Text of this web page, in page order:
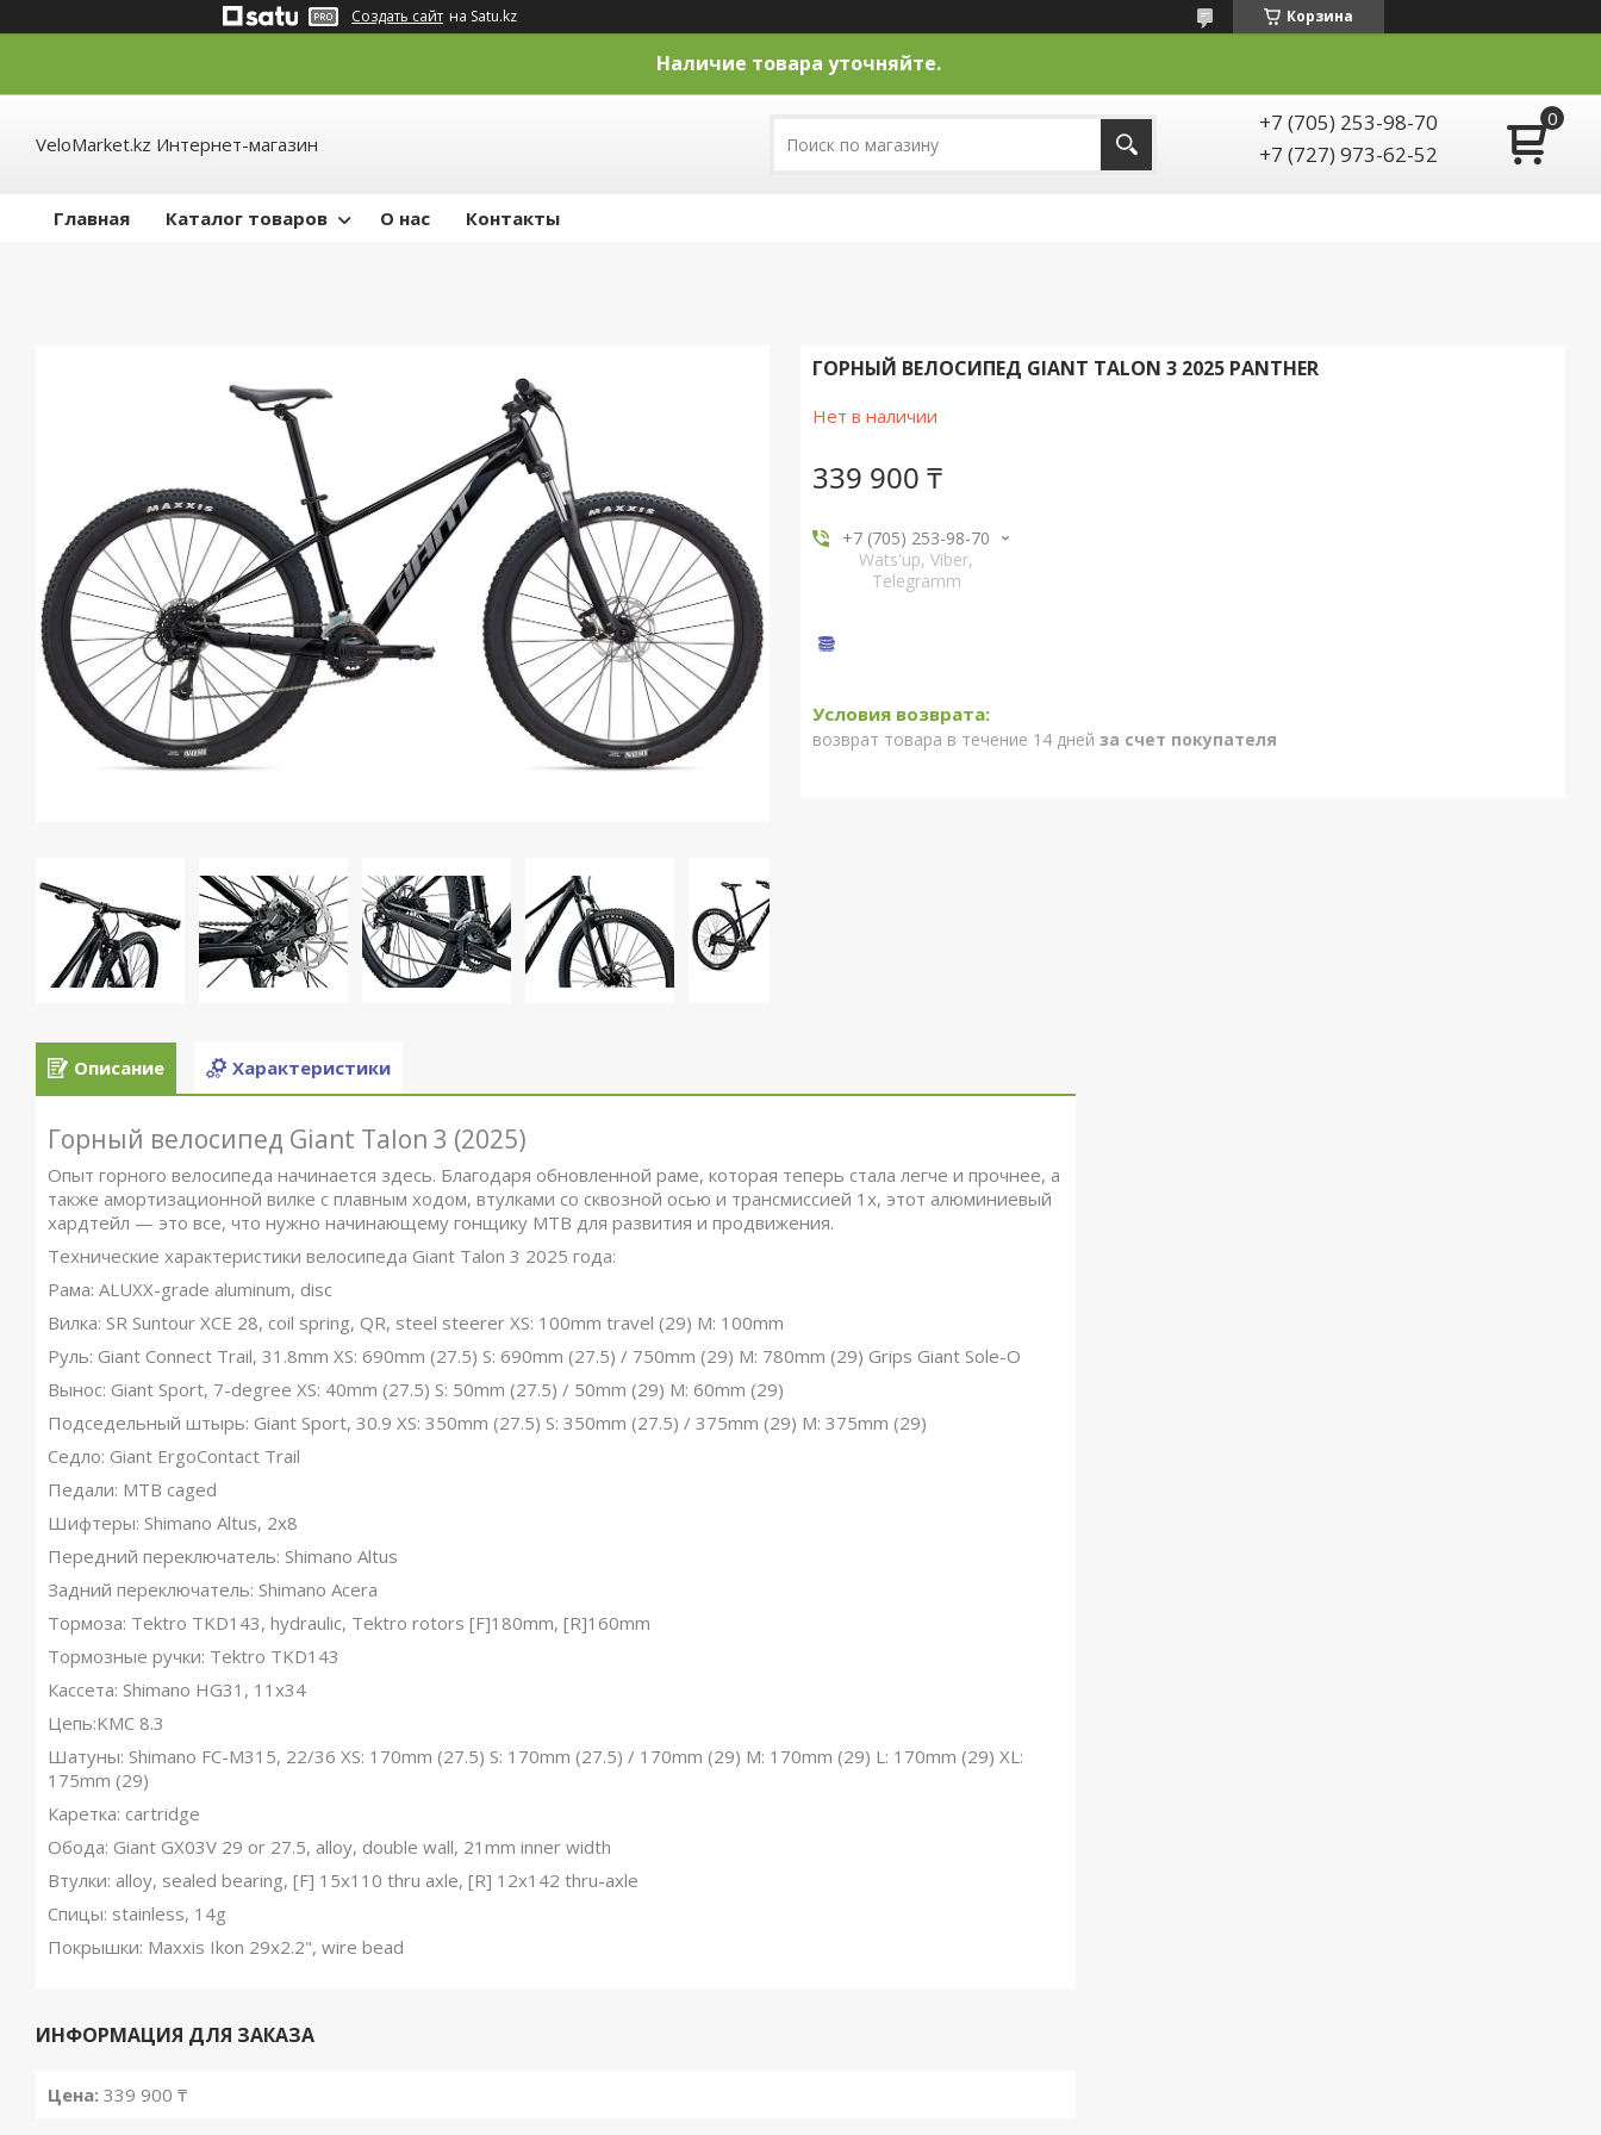
Создать сайт на Satu.kz Корзина
Наличие товара уточняйте.
VeloMarket.kz Интернет-магазин
+7 (705) 253-98-70
+7 (727) 973-62-52
Главная Каталог товаров О нас Контакты
ГОРНЫЙ ВЕЛОСИПЕД GIANT TALON 3 2025 PANTHER
Нет в наличии
339 900 ₸
+7 (705) 253-98-70
Wats'up, Viber,
Telegramm
возврат товара в течение 14 дней за счет покупателя
Описание Характеристики
Горный велосипед Giant Talon 3 (2025)
Опыт горного велосипеда начинается здесь. Благодаря обновленной раме, которая теперь стала легче и прочнее, а
также амортизационной вилке с плавным ходом, втулками со сквозной осью и трансмиссией 1x, этот алюминиевый
хардтейл — это все, что нужно начинающему гонщику MTB для развития и продвижения.
Технические характеристики велосипеда Giant Talon 3 2025 года:
Рама: ALUXX-grade aluminum, disc
Вилка: SR Suntour XCE 28, coil spring, QR, steel steerer XS: 100mm travel (29) M: 100mm
Руль: Giant Connect Trail, 31.8mm XS: 690mm (27.5) S: 690mm (27.5) / 750mm (29) M: 780mm (29) Grips Giant Sole-O
Вынос: Giant Sport, 7-degree XS: 40mm (27.5) S: 50mm (27.5) / 50mm (29) M: 60mm (29)
Подседельный штырь: Giant Sport, 30.9 XS: 350mm (27.5) S: 350mm (27.5) / 375mm (29) M: 375mm (29)
Седло: Giant ErgoContact Trail
Педали: MTB caged
Шифтеры: Shimano Altus, 2x8
Передний переключатель: Shimano Altus
Задний переключатель: Shimano Acera
Тормоза: Tektro TKD143, hydraulic, Tektro rotors [F]180mm, [R]160mm
Тормозные ручки: Tektro TKD143
Кассета: Shimano HG31, 11x34
Цепь:KMC 8.3
Шатуны: Shimano FC-M315, 22/36 XS: 170mm (27.5) S: 170mm (27.5) / 170mm (29) M: 170mm (29) L: 170mm (29) XL:
175mm (29)
Каретка: cartridge
Обода: Giant GX03V 29 or 27.5, alloy, double wall, 21mm inner width
Втулки: alloy, sealed bearing, [F] 15x110 thru axle, [R] 12x142 thru-axle
Спицы: stainless, 14g
Покрышки: Maxxis Ikon 29x2.2", wire bead
ИНФОРМАЦИЯ ДЛЯ ЗАКАЗА
Цена: 339 900 ₸